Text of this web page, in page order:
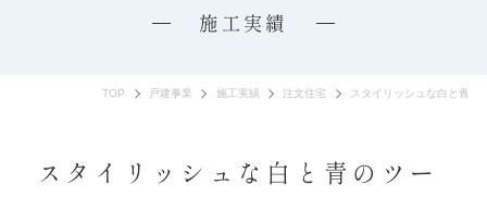
施工実績
TOP 戸建事業 施工実績 注文住宅 スタイリッシュな白と青の
スタイリッシュな白と青のツー